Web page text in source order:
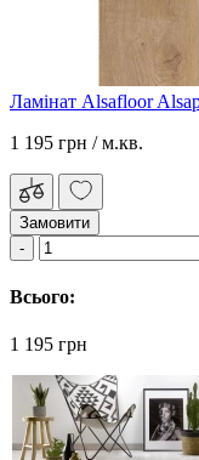
Ламінат Alsafloor
1 195 грн / м.кв.
Замовити
Всього:
1 195 грн